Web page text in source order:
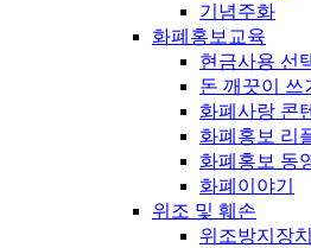
기념주화
화폐홍보교육
현금사용 선
돈 깨끗이 쓰
화폐사랑 콘
화폐홍보 리
화폐홍보 동
화폐이야기
위조 및 훼손
위조방지장치